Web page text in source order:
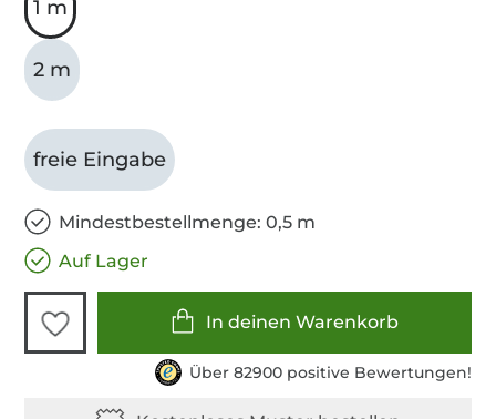
1 m
2 m
freie Eingabe
Mindestbestellmenge: 0,5 m
Auf Lager
In deinen Warenkorb
Über 82900 positive Bewertungen!